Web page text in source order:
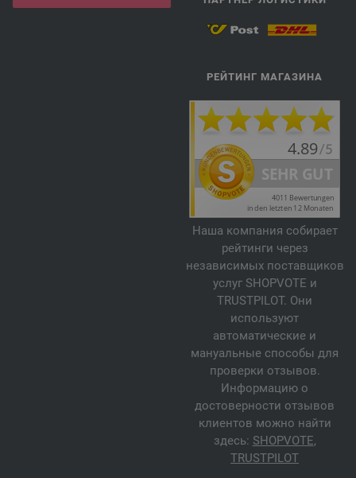
РЕЙТИНГ МАГАЗИНА
Наша компания собирает
рейтинги через
независимых поставщиков
услуг SHOPVOTE и
TRUSTPILOT. Они
используют
автоматические и
мануальные способы для
проверки отзывов.
Информацию о
достоверности отзывов
клиентов можно найти
здесь: SHOPVOTE,
TRUSTPILOT